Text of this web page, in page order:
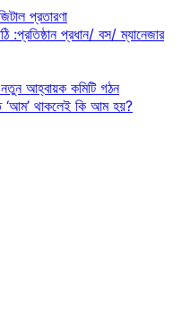
প্রতারণা
:প্রতিষ্ঠান প্রধান/ বস/ ম্যানেজার
নতুন আহ্বায়ক কমিটি গঠন
‘আম’ থাকলেই কি আম হয়?